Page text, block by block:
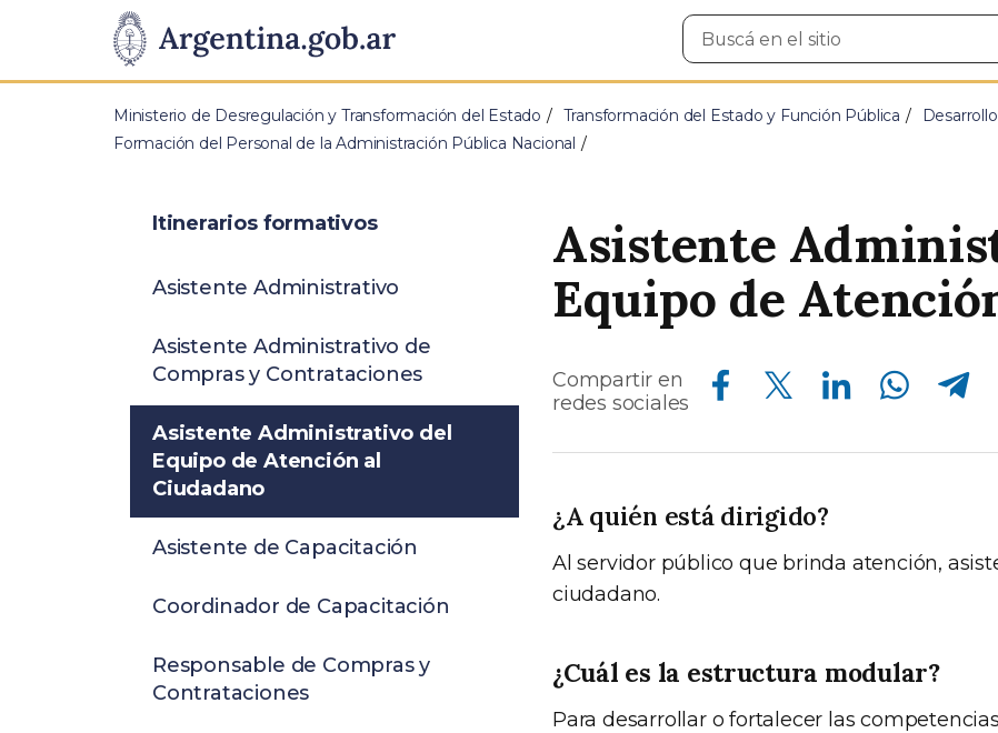
Presidencia
de
Pasar al contenido principal
Buscar
en
Ministerio de Desregulación y Transformación del Estado Transformación del Estado y Función Pública
Formación del Personal de la Administración Pública Nacional
Asistente
Equipo de
Compartir en
redes sociales
Compartir en Facebook Compartir en Twitter Compartir en Linkedin Compartir en Whatsapp Compartir en Telegram
¿A quién está dirigido?
Al servidor público que brinda atención,
ciudadano.
¿Cuál es la estructura modular?
Para desarrollar o fortalecer las
Itinerarios formativos
Asistente Administrativo
Asistente Administrativo de
Compras y Contrataciones
Asistente Administrativo del
Equipo de Atención al
Ciudadano
Asistente de Capacitación
Coordinador de Capacitación
Responsable de Compras y
Contrataciones